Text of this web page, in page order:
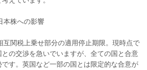
本株への影響
互関税上乗せ部分の適用停止期限。現時点で
の交渉を急いでいますが、全ての国と合意
す。英国など一部の国とは限定的な合意が